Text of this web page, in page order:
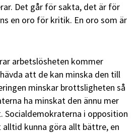
Det går för sakta, det är för
en oro för kritik. En oro som är
arbetslösheten kommer
att de kan minska den till
minskar brottsligheten så
ha minskat den ännu mer
i opposition
kunna göra allt bättre, en